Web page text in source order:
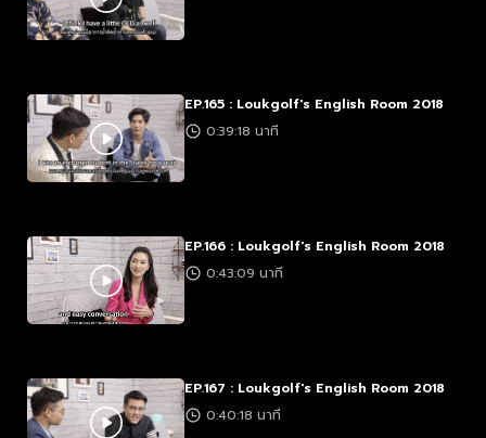
EP.165 : Loukgolf's English Room 2018
0:39:18 นาที
EP.166 : Loukgolf's English Room 2018
0:43:09 นาที
EP.167 : Loukgolf's English Room 2018
0:40:18 นาที